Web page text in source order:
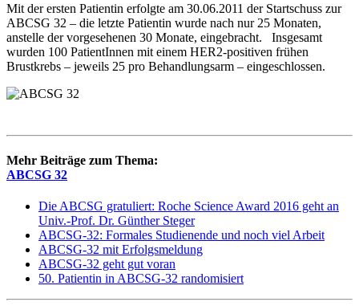
Mit der ersten Patientin erfolgte am 30.06.2011 der Startschuss zur
ABCSG 32 – die letzte Patientin wurde nach nur 25 Monaten,
anstelle der vorgesehenen 30 Monate, eingebracht. Insgesamt
wurden 100 PatientInnen mit einem HER2-positiven frühen
Brustkrebs – jeweils 25 pro Behandlungsarm – eingeschlossen.
Mehr Beiträge zum Thema:
ABCSG 32
Die ABCSG gratuliert: Roche Science Award 2016 geht an
Univ.-Prof. Dr. Günther Steger
ABCSG-32: Formales Studienende und noch viel Arbeit
ABCSG-32 mit Erfolgsmeldung
ABCSG-32 geht gut voran
50. Patientin in ABCSG-32 randomisiert